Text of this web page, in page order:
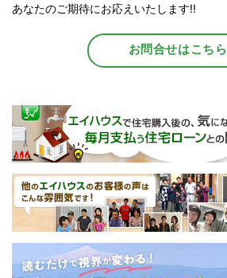
あなたのご期待にお応えいたします!!
お問合せはこちら